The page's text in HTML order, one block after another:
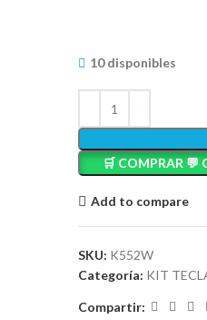
10 disponibles
🛒 COMPRAR 💬
Add to compare
SKU: K552W
Categoría: KIT
Compartir: